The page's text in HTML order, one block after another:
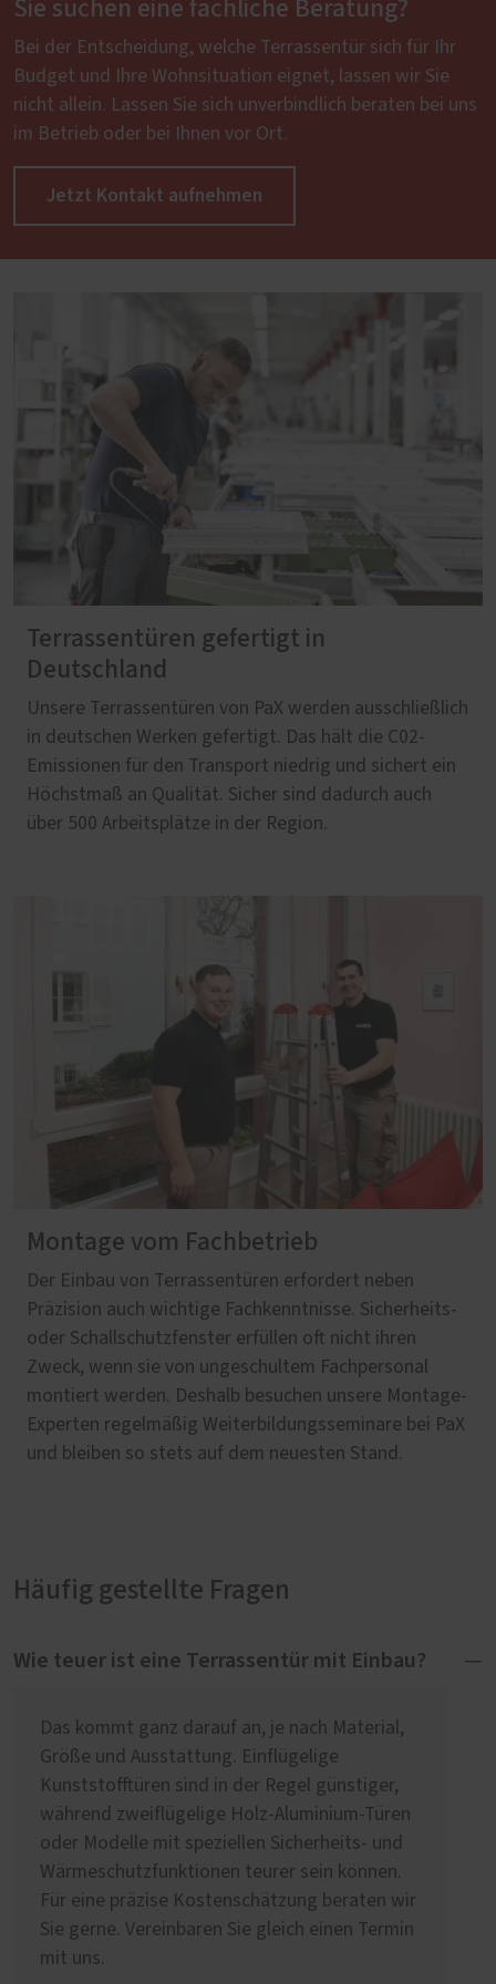
Sie suchen eine fachliche Beratung?
Bei der Entscheidung, welche Terrassentür sich für Ihr
Budget und Ihre Wohnsituation eignet, lassen wir Sie
nicht allein. Lassen Sie sich unverbindlich beraten bei uns
im Betrieb oder bei Ihnen vor Ort.
Jetzt Kontakt aufnehmen
Terrassentüren gefertigt in
Deutschland
Unsere Terrassentüren von PaX werden ausschließlich
in deutschen Werken gefertigt. Das hält die C02-
Emissionen für den Transport niedrig und sichert ein
Höchstmaß an Qualität. Sicher sind dadurch auch
über 500 Arbeitsplätze in der Region.
Montage vom Fachbetrieb
Der Einbau von Terrassentüren erfordert neben
Präzision auch wichtige Fachkenntnisse. Sicherheits-
oder Schallschutzfenster erfüllen oft nicht ihren
Zweck, wenn sie von ungeschultem Fachpersonal
montiert werden. Deshalb besuchen unsere Montage-
Experten regelmäßig Weiterbildungsseminare bei PaX
und bleiben so stets auf dem neuesten Stand.
Häufig gestellte Fragen
Wie teuer ist eine Terrassentür mit Einbau?
Das kommt ganz darauf an, je nach Material,
Größe und Ausstattung. Einflügelige
Kunststofftüren sind in der Regel günstiger,
während zweiflügelige Holz-Aluminium-Türen
oder Modelle mit speziellen Sicherheits- und
Wärmeschutzfunktionen teurer sein können.
Für eine präzise Kostenschätzung beraten wir
Sie gerne. Vereinbaren Sie gleich einen Termin
mit uns.